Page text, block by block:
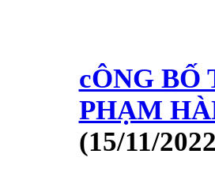
cÔNG BỐ
PHẠM
(15/11/